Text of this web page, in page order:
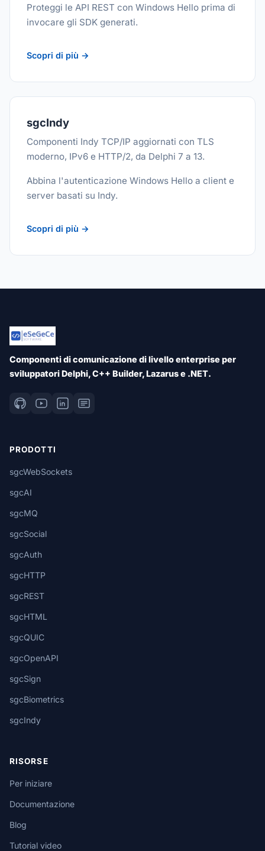
Proteggi le API REST con Windows Hello prima di
invocare gli SDK generati.
Scopri di più →
sgcIndy
Componenti Indy TCP/IP aggiornati con TLS
moderno, IPv6 e HTTP/2, da Delphi 7 a 13.
Abbina l'autenticazione Windows Hello a client e
server basati su Indy.
Scopri di più →
Componenti di comunicazione di livello enterprise per
sviluppatori Delphi, C++ Builder, Lazarus e .NET.
PRODOTTI
sgcWebSockets
sgcAI
sgcMQ
sgcSocial
sgcAuth
sgcHTTP
sgcREST
sgcHTML
sgcQUIC
sgcOpenAPI
sgcSign
sgcBiometrics
sgcIndy
RISORSE
Per iniziare
Documentazione
Blog
Tutorial video